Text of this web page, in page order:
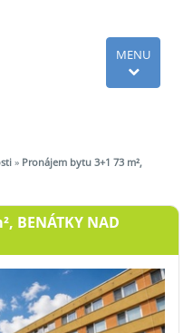
MENU
» Pronájem bytu 3+1 73 m²,
, BENÁTKY NAD